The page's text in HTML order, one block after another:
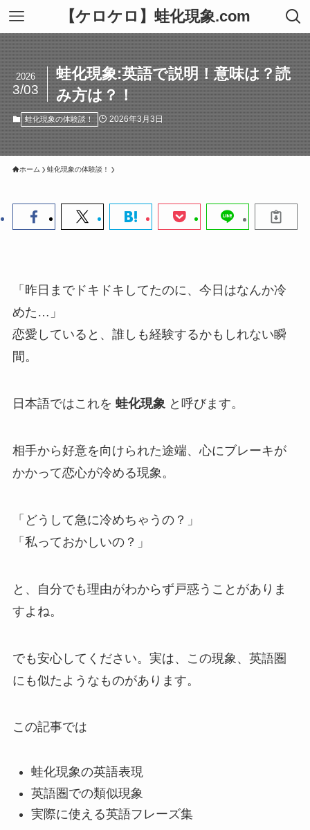
【ケロケロ】蛙化現象.com
蛙化現象:英語で説明！意味は？読
み方は？！
2026
3/03
蛙化現象の体験談！ 2026年3月3日
ホーム 蛙化現象の体験談！
「昨日までドキドキしてたのに、今日はなんか冷
めた…」
恋愛していると、誰しも経験するかもしれない瞬
間。
日本語ではこれを 蛙化現象と呼びます。
相手から好意を向けられた途端、心にブレーキが
かかって恋心が冷める現象。
「どうして急に冷めちゃうの？」
「私っておかしいの？」
と、自分でも理由がわからず戸惑うことがありま
すよね。
でも安心してください。実は、この現象、英語圏
にも似たようなものがあります。
この記事では
蛙化現象の英語表現
英語圏での類似現象
実際に使える英語フレーズ集